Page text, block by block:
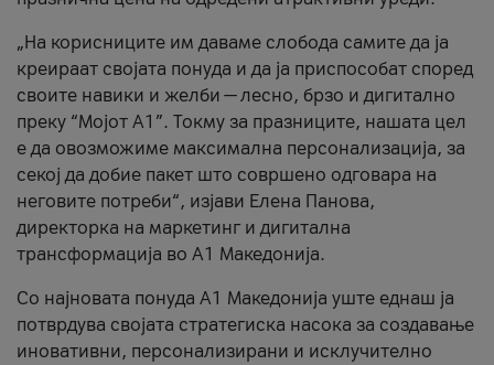
„На корисниците им даваме слобода самите да ја
креираат својата понуда и да ја приспособат според
своите навики и желби — лесно, брзо и дигитално
преку “Мојот А1”. Токму за празниците, нашата цел
е да овозможиме максимална персонализација, за
секој да добие пакет што совршено одговара на
неговите потреби“, изјави Елена Панова,
директорка на маркетинг и дигитална
трансформација во А1 Македонија.
Со најновата понуда А1 Македонија уште еднаш ја
потврдува својата стратегиска насока за создавање
иновативни, персонализирани и исклучително